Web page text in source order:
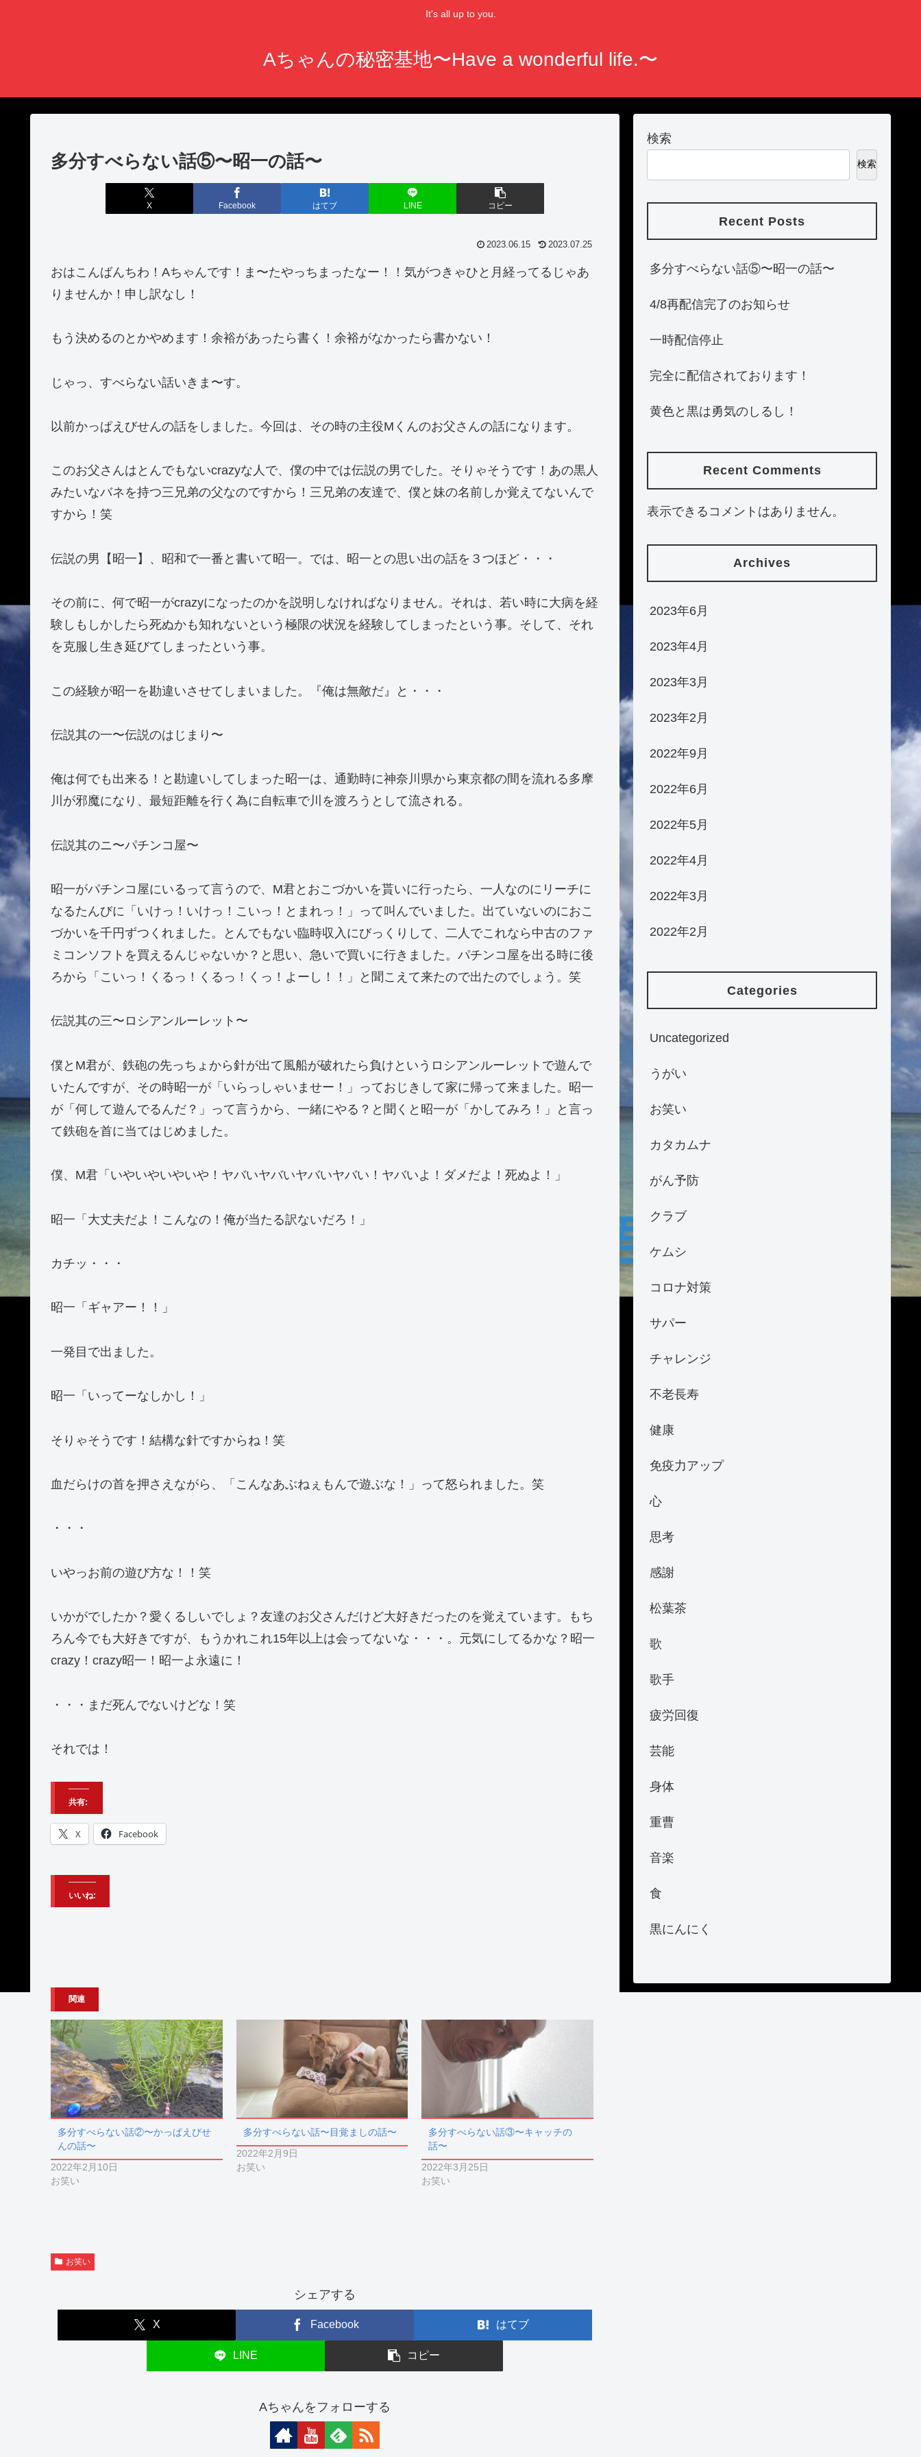
It's all up to you.
Aちゃんの秘密基地〜Have a wonderful life.〜
多分すべらない話⑤〜昭一の話〜
X Facebook はてブ LINE コピー
2023.06.15 2023.07.25
おはこんばんちわ！Aちゃんです！ま〜たやっちまったなー！！気がつきゃひと月経ってるじゃあ
りませんか！申し訳なし！
もう決めるのとかやめます！余裕があったら書く！余裕がなかったら書かない！
じゃっ、すべらない話いきま〜す。
以前かっぱえびせんの話をしました。今回は、その時の主役Mくんのお父さんの話になります。
このお父さんはとんでもないcrazyな人で、僕の中では伝説の男でした。そりゃそうです！あの黒人
みたいなバネを持つ三兄弟の父なのですから！三兄弟の友達で、僕と妹の名前しか覚えてないんで
すから！笑
伝説の男【昭一】、昭和で一番と書いて昭一。では、昭一との思い出の話を３つほど・・・
その前に、何で昭一がcrazyになったのかを説明しなければなりません。それは、若い時に大病を経
験しもしかしたら死ぬかも知れないという極限の状況を経験してしまったという事。そして、それ
を克服し生き延びてしまったという事。
この経験が昭一を勘違いさせてしまいました。『俺は無敵だ』と・・・
伝説其の一〜伝説のはじまり〜
俺は何でも出来る！と勘違いしてしまった昭一は、通勤時に神奈川県から東京都の間を流れる多摩
川が邪魔になり、最短距離を行く為に自転車で川を渡ろうとして流される。
伝説其のニ〜パチンコ屋〜
昭一がパチンコ屋にいるって言うので、M君とおこづかいを貰いに行ったら、一人なのにリーチに
なるたんびに「いけっ！いけっ！こいっ！とまれっ！」って叫んでいました。出ていないのにおこ
づかいを千円ずつくれました。とんでもない臨時収入にびっくりして、二人でこれなら中古のファ
ミコンソフトを買えるんじゃないか？と思い、急いで買いに行きました。パチンコ屋を出る時に後
ろから「こいっ！くるっ！くるっ！くっ！よーし！！」と聞こえて来たので出たのでしょう。笑
伝説其の三〜ロシアンルーレット〜
僕とM君が、鉄砲の先っちょから針が出て風船が破れたら負けというロシアンルーレットで遊んで
いたんですが、その時昭一が「いらっしゃいませー！」っておじきして家に帰って来ました。昭一
が「何して遊んでるんだ？」って言うから、一緒にやる？と聞くと昭一が「かしてみろ！」と言っ
て鉄砲を首に当てはじめました。
僕、M君「いやいやいやいや！ヤバいヤバいヤバいヤバい！ヤバいよ！ダメだよ！死ぬよ！」
昭一「大丈夫だよ！こんなの！俺が当たる訳ないだろ！」
カチッ・・・
昭一「ギャアー！！」
一発目で出ました。
昭一「いってーなしかし！」
そりゃそうです！結構な針ですからね！笑
血だらけの首を押さえながら、「こんなあぶねぇもんで遊ぶな！」って怒られました。笑
・・・
いやっお前の遊び方な！！笑
いかがでしたか？愛くるしいでしょ？友達のお父さんだけど大好きだったのを覚えています。もち
ろん今でも大好きですが、もうかれこれ15年以上は会ってないな・・・。元気にしてるかな？昭一
crazy！crazy昭一！昭一よ永遠に！
・・・まだ死んでないけどな！笑
それでは！
共有:
X Facebook
いいね:
関連
多分すべらない話②〜かっぱえびせ
んの話〜
2022年2月10日
お笑い
多分すべらない話〜目覚ましの話〜
2022年2月9日
お笑い
多分すべらない話③〜キャッチの
話〜
2022年3月25日
お笑い
お笑い
シェアする
X Facebook はてブ
LINE コピー
Aちゃんをフォローする
検索
検索
Recent Posts
多分すべらない話⑤〜昭一の話〜
4/8再配信完了のお知らせ
一時配信停止
完全に配信されております！
黄色と黒は勇気のしるし！
Recent Comments
表示できるコメントはありません。
Archives
2023年6月
2023年4月
2023年3月
2023年2月
2022年9月
2022年6月
2022年5月
2022年4月
2022年3月
2022年2月
Categories
Uncategorized
うがい
お笑い
カタカムナ
がん予防
クラブ
ケムシ
コロナ対策
サパー
チャレンジ
不老長寿
健康
免疫力アップ
心
思考
感謝
松葉茶
歌
歌手
疲労回復
芸能
身体
重曹
音楽
食
黒にんにく